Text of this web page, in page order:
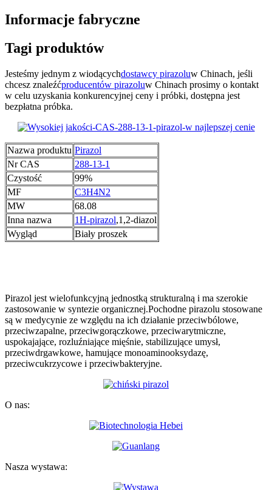
Informacje fabryczne
Tagi produktów
Jesteśmy jednym z wiodącychdostawcy pirazoluw Chinach, jeśli
chcesz znaleźćproducentów pirazoluw Chinach prosimy o kontakt
w celu uzyskania konkurencyjnej ceny i próbki, dostępna jest
bezpłatna próbka.
Nazwa produktu Pirazol
Nr CAS
288-13-1
Czystość
99%
MF
C3H4N2
MW
68.08
Inna nazwa
1H-pirazol,1,2-diazol
Wygląd
Biały proszek
Pirazol jest wielofunkcyjną jednostką strukturalną i ma szerokie
zastosowanie w syntezie organicznej.Pochodne pirazolu stosowane
są w medycynie ze względu na ich działanie przeciwbólowe,
przeciwzapalne, przeciwgorączkowe, przeciwarytmiczne,
uspokajające, rozluźniające mięśnie, stabilizujące umysł,
przeciwdrgawkowe, hamujące monoaminooksydazę,
przeciwcukrzycowe i przeciwbakteryjne.
O nas:
Nasza wystawa: